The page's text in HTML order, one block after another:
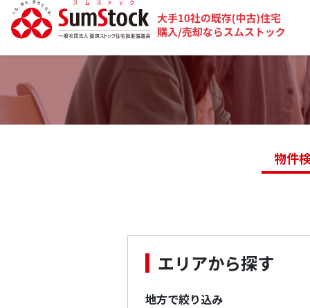
物件
エリアから探す
地方で絞り込み